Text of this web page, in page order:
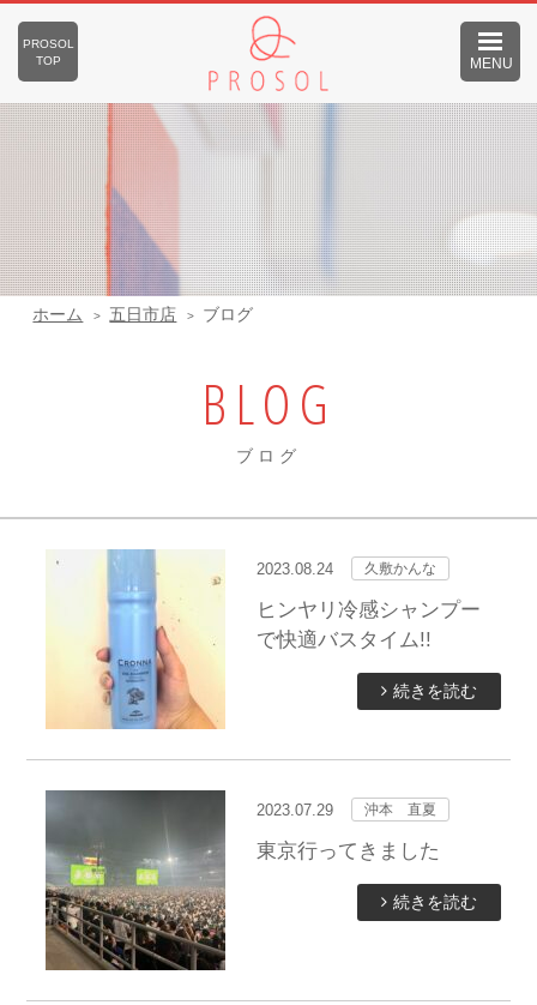
MENU
PROSOL
TOP
ホーム 五日市店 ブログ
BLOG
ブログ
2023.08.24 久敷かんな
ヒンヤリ冷感シャンプー
で快適バスタイム!!
続きを読む
2023.07.29 沖本 直夏
東京行ってきました
続きを読む